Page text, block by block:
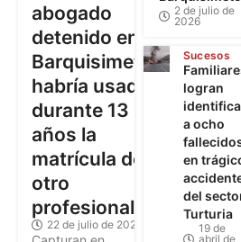
detenido en
Barquisimeto:
habría usado
durante 13
años la
matrícula de
otro
profesional
22 de julio de 2026
Capturan en
Barquisimeto a un
Sucesos
logran
a ocho
en trágico
del
Turturia
19 de
abril de
2026